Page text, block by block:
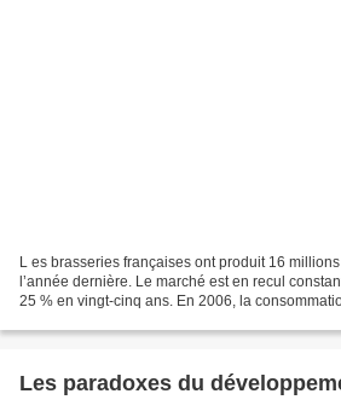
L es brasseries françaises ont produit 16
l’année dernière. Le marché est en recul
25 % en vingt-cinq ans. En 2006, la
Les paradoxes du